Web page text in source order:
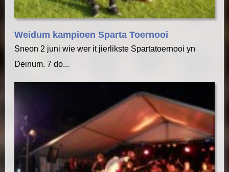
Weidum kampioen Sparta Toernooi
Sneon 2 juni wie wer it jierlikste Spartatoernooi yn
Deinum. 7 do...